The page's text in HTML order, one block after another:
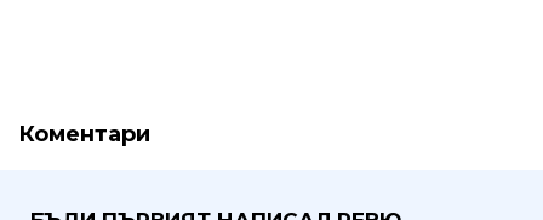
Коментари